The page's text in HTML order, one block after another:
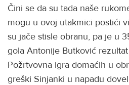
Čini se da su tada naše
mogu u ovoj utakmici postići
su jače stisle obranu, pa je u
gola Antonije Butković
Požrtvovna igra domaćih u
greški Sinjanki u napadu